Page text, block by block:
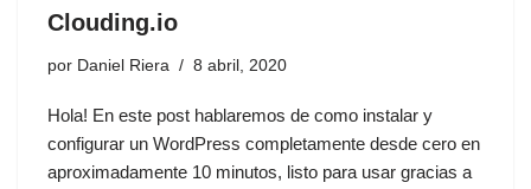
Clouding.io
por Daniel Riera 8 abril, 2020
Hola! En este post hablaremos de como instalar y
configurar un WordPress completamente desde cero en
aproximadamente 10 minutos, listo para usar gracias a